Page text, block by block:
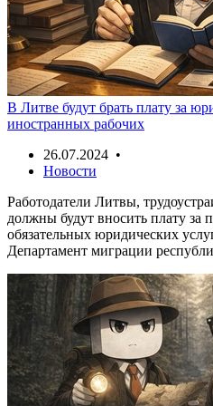
В Литве будут брать плату за
иностранных рабочих
26.07.2024 •
Новости
Работодатели Литвы,
должны будут вносить плату за
обязательных юридических
Департамент миграции